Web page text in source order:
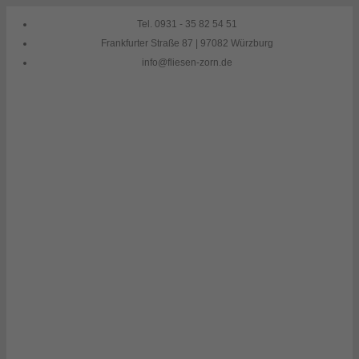
Tel. 0931 - 35 82 54 51
Frankfurter Straße 87 | 97082 Würzburg
info@fliesen-zorn.de